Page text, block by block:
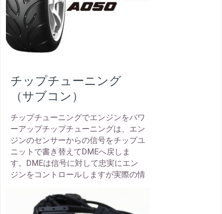
チップチューニング
（サブコン）
チップチューニングでエンジンをパワ
ーアップチップチューニングは、エン
ジンのセンサーからの信号をチップユ
ニットで書き替えてDMEへ戻しま
す。DMEは信号に対して忠実にエン
ジンをコントロールしますが実際の情